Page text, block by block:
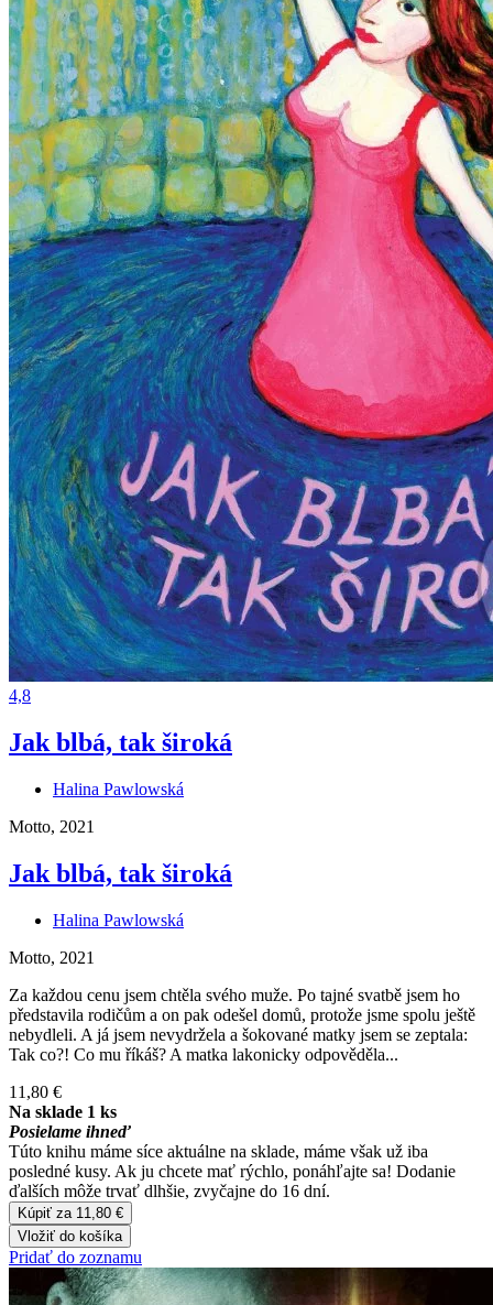
4,8
Jak blbá, tak široká
Halina Pawlowská
Motto, 2021
Jak blbá, tak široká
Halina Pawlowská
Motto, 2021
Za každou cenu jsem chtěla svého muže. Po tajné svatbě jsem ho
představila rodičům a on pak odešel domů, protože jsme spolu ještě
nebydleli. A já jsem nevydržela a šokované matky jsem se zeptala:
Tak co?! Co mu říkáš? A matka lakonicky odpověděla...
11,80 €
Na sklade 1 ks
Posielame ihneď
Túto knihu máme síce aktuálne na sklade, máme však už iba
posledné kusy. Ak ju chcete mať rýchlo, ponáhľajte sa! Dodanie
ďalších môže trvať dlhšie, zvyčajne do 16 dní.
Kúpiť za 11,80 €
Vložiť do košíka
Pridať do zoznamu